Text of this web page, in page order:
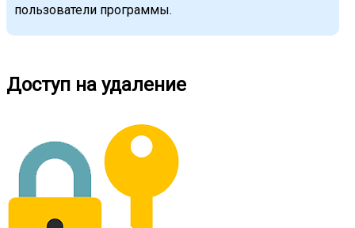
пользователи программы.
Доступ на удаление